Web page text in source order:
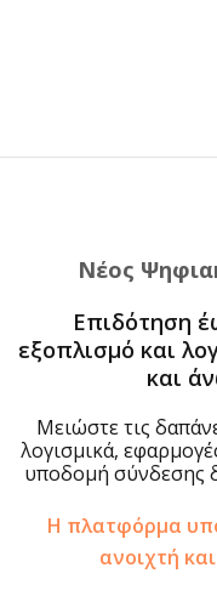
Νέος
Επιδότηση
εξοπλισμό και
και
Μειώστε τις
λογισμικά,
υποδομή σύνδεσης
Η πλατφόρμα
ανοιχτή